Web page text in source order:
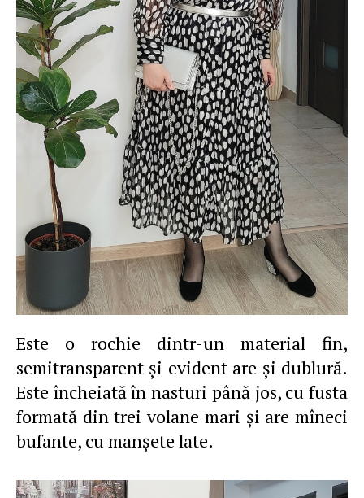
Este o rochie dintr-un material fin,
semitransparent şi evident are şi dublură.
Este încheiată în nasturi până jos, cu fusta
formată din trei volane mari şi are mîneci
bufante, cu manşete late.